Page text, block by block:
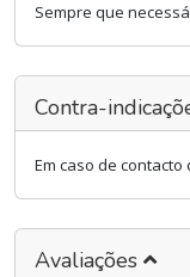
Sempre que
Contra-
Em caso de
Avaliações